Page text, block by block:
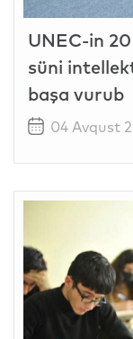
UNEC-in
süni
başa vurub
04 Avqust